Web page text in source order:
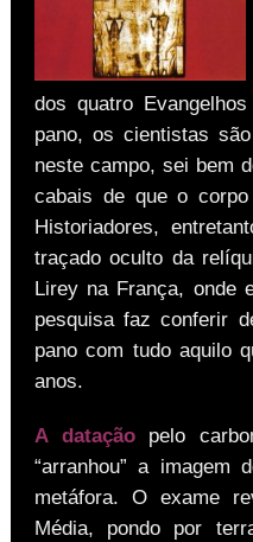
dos quatro
pano, os cientistas
neste campo, sei bem
cabais de que o
Historiadores,
traçado oculto da
Lirey na França, onde
pesquisa faz conferir
pano com tudo aquilo
anos.
A datação
pelo
“arranhou” a imagem
metáfora. O exame
Média, pondo por